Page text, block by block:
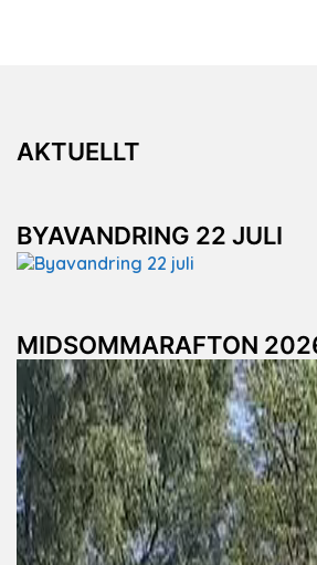
AKTUELLT
BYAVANDRING 22 JULI
MIDSOMMARAFTON